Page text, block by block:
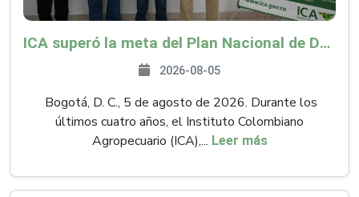
ICA superó la meta del Plan Nacional de Desarrollo y abrió 61 mercados internacionales
2026-08-05
Bogotá, D. C., 5 de agosto de 2026. Durante los
últimos cuatro años, el Instituto Colombiano
Agropecuario (ICA),... Leer más